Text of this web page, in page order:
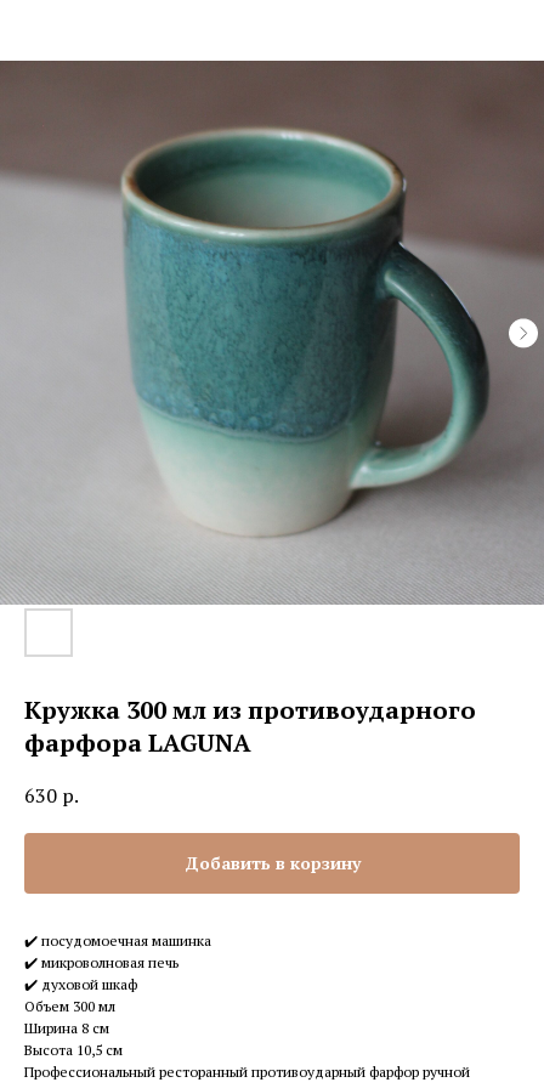
Кружка 300 мл из противоударного
фарфора LAGUNA
630 р.
Добавить в корзину
✔️ посудомоечная машинка
✔️ микроволновая печь
✔️ духовой шкаф
Объем 300 мл
Ширина 8 см
Высота 10,5 см
Профессиональный ресторанный противоударный фарфор ручной